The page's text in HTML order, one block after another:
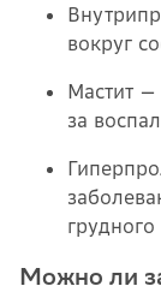
вокруг
Мастит
за
Можно ли